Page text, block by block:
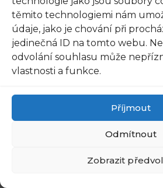
těmito technologiemi nám
údaje, jako je chování při
jedinečná ID na tomto webu.
odvolání souhlasu může
vlastnosti a funkce.
Příjmout
Odmítnout
Zobrazit
Rychlé
Autozámečnická
Pohotovost Praha
12 - Dorazíme…
Pohotovost Praha